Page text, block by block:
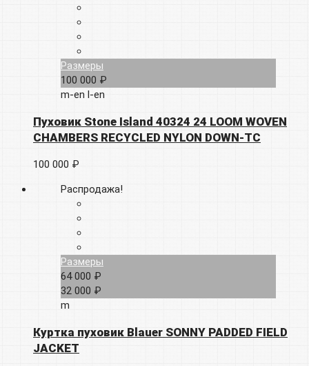
Размеры
100 000 ₽
m-en l-en
Пуховик Stone Island 40324 24 LOOM WOVEN
CHAMBERS RECYCLED NYLON DOWN-TC
100 000 ₽
Распродажа!
Размеры
64 000 ₽
32 000 ₽
m
Куртка пуховик Blauer SONNY PADDED FIELD
JACKET